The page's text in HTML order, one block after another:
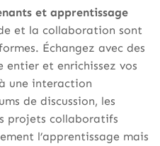
et apprentissage
et la collaboration sont
Échangez avec des
entier et enrichissez vos
une interaction
de discussion, les
projets collaboratifs
l’apprentissage mais